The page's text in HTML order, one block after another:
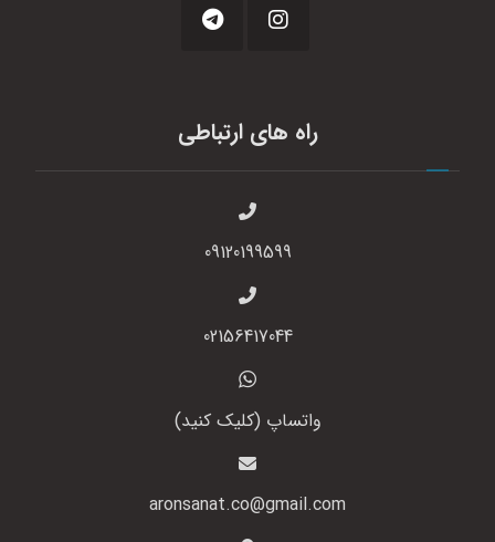
راه های ارتباطی
09120199599
02156417044
واتساپ (کلیک کنید)
aronsanat.co@gmail.com